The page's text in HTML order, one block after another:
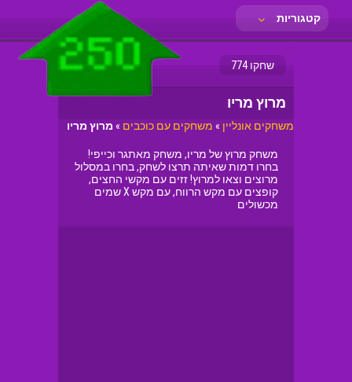
קטגוריות
שחקו 774
מרוץ מריו
משחקים אונליין » משחקים עם כוכבים » מרוץ מריו
משחק מרוץ של מריו, משחק מאתגר וכייפי!
בחרו דמות שאיתה תרצו לשחק, בחרו במסלול
מרוצים וצאו למרוץ! זזים עם מקשי החצים,
קופצים עם מקש הרווח, עם מקש X שמים
מכשולים